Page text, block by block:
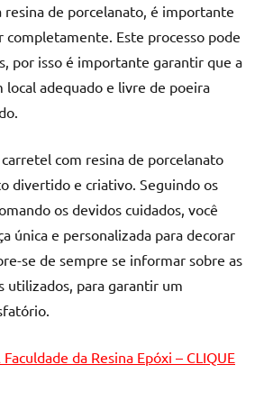
resina de porcelanato, é importante
completamente. Este processo pode
por isso é importante garantir que a
local adequado e livre de poeira
com resina de porcelanato
divertido e criativo. Seguindo os
os devidos cuidados, você
única e personalizada para decorar
se de sempre se informar sobre as
utilizados, para garantir um
da Resina Epóxi – CLIQUE